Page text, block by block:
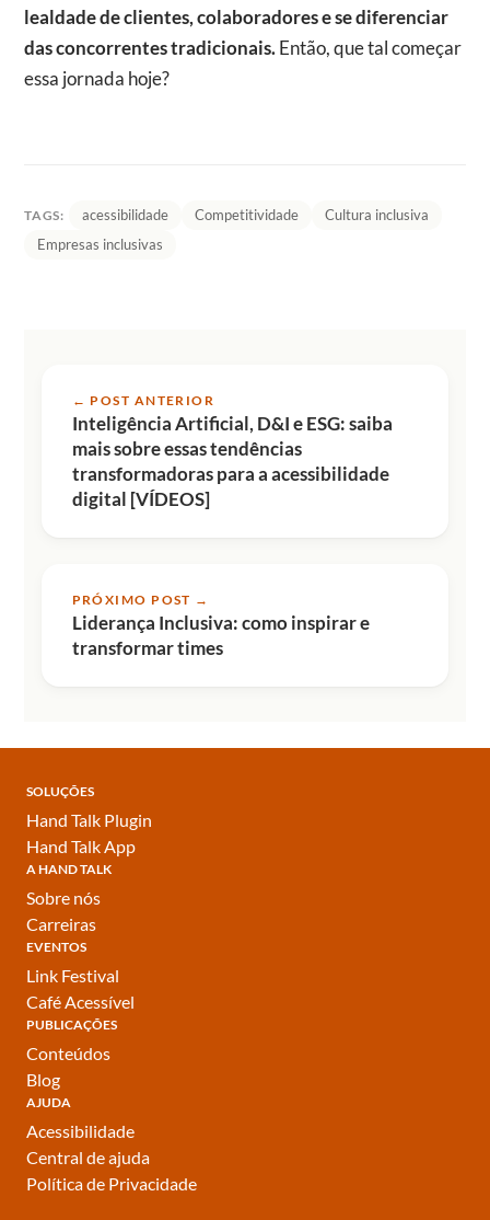
lealdade de clientes, colaboradores e se diferenciar
das concorrentes tradicionais.Então, que tal começar
essa jornada hoje?
TAGS: acessibilidade Competitividade
Cultura inclusiva
Empresas inclusivas
← POST ANTERIOR
Inteligência Artificial, D&I e ESG: saiba
mais sobre essas tendências
transformadoras para a acessibilidade
digital [VÍDEOS]
PRÓXIMO POST →
Liderança Inclusiva: como inspirar e
transformar times
SOLUÇÕES
Hand Talk Plugin
Hand Talk App
A HAND TALK
Sobre nós
Carreiras
EVENTOS
Link Festival
Café Acessível
PUBLICAÇÕES
Conteúdos
Blog
AJUDA
Acessibilidade
Central de ajuda
Política de Privacidade